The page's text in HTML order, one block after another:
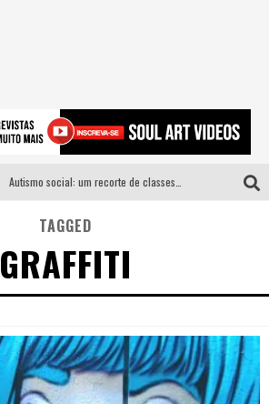
A subida da rampa é diferente!
Faça o bem! Mas, sem olhar a quem!?
Novo single de Arnaldo Tifu, “De Testa” explora brasilidade em sons, cores e símbolos
TAGGED
GRAFFITI